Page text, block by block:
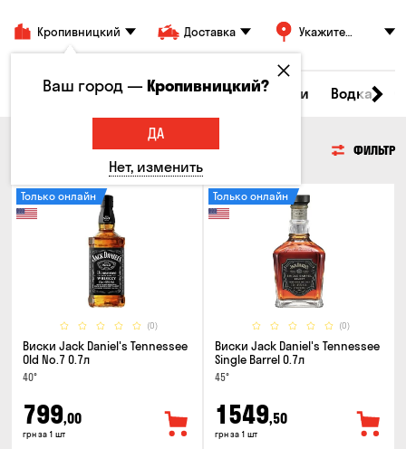
Кропивницкий Доставка
Укажите
Пиво Сидр Вино Виски Коктейли Водка
ФИЛЬТР
(0)
Только онлайн
Виски Jack Daniel's Tennessee
Old No.7 0.7л
40°
799,00
грн за 1 шт
(0)
Только онлайн
Виски Jack Daniel's Tennessee
Single Barrel 0.7л
45°
1549,50
грн за 1 шт
Ваш город —Кропивницкий?
ДА
Нет, изменить